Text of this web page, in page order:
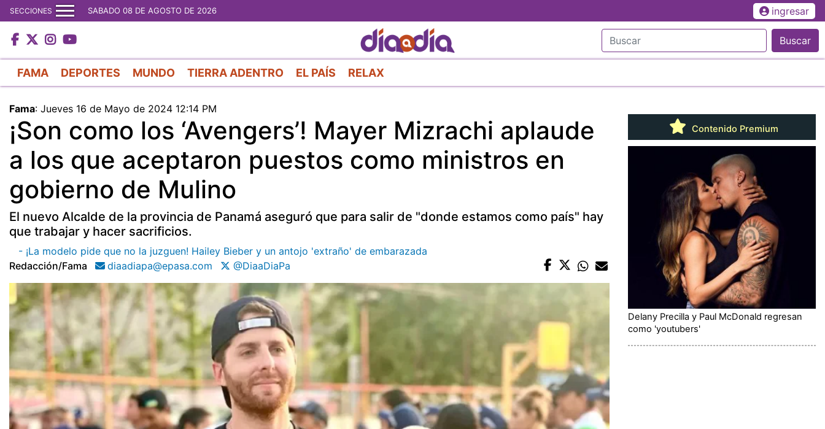
al
contenido
principal
SECCIONES SABADO 08 DE AGOSTO DE 2026 ingresar
Buscar
FAMA DEPORTES MUNDO TIERRA ADENTRO EL PAÍS RELAX
Fama: Jueves 16 de Mayo de 2024 12:14 PM
¡Son como los ‘Avengers’! Mayer Mizrachi aplaude
a los que aceptaron puestos como ministros en
gobierno de Mulino
El nuevo Alcalde de la provincia de Panamá aseguró que para salir de "donde estamos como país" hay
que trabajar y hacer sacrificios.
- ¡La modelo pide que no la juzguen! Hailey Bieber y un antojo 'extraño' de embarazada
Redacción/fama
diaadiapa@epasa.com @DiaaDiaPa
Contenido Premium
Delany Precilla y Paul McDonald regresan
como 'youtubers'